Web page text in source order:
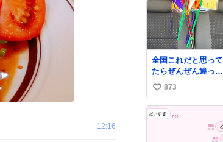
12:16
全国これだと思って
たらぜんぜん違って
い
い
ね
873